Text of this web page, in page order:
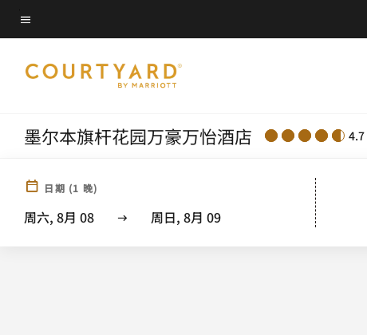
Skip
to
content
菜单文本
墨尔本旗杆花园万豪万怡酒店 4.7
日期 (1 晚)
周六, 8月 08 周日, 8月 09